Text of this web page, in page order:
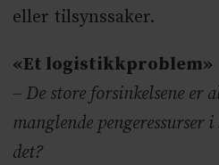
eller tilsynssaker.
«Et logistikkproblem»
– De store forsinkelsene er
manglende pengeressurser
det?